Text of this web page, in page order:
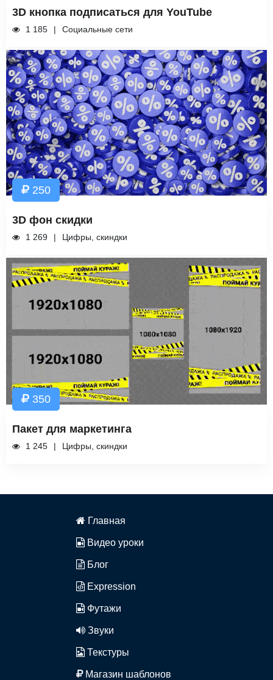
3D кнопка подписаться для YouTube
1 185 Социальные сети
250
3D фон скидки
1 269 Цифры, скиндки
350
Пакет для маркетинга
1 245 Цифры, скиндки
Главная
Видео уроки
Блог
Expression
Футажи
Звуки
Текстуры
Магазин шаблонов